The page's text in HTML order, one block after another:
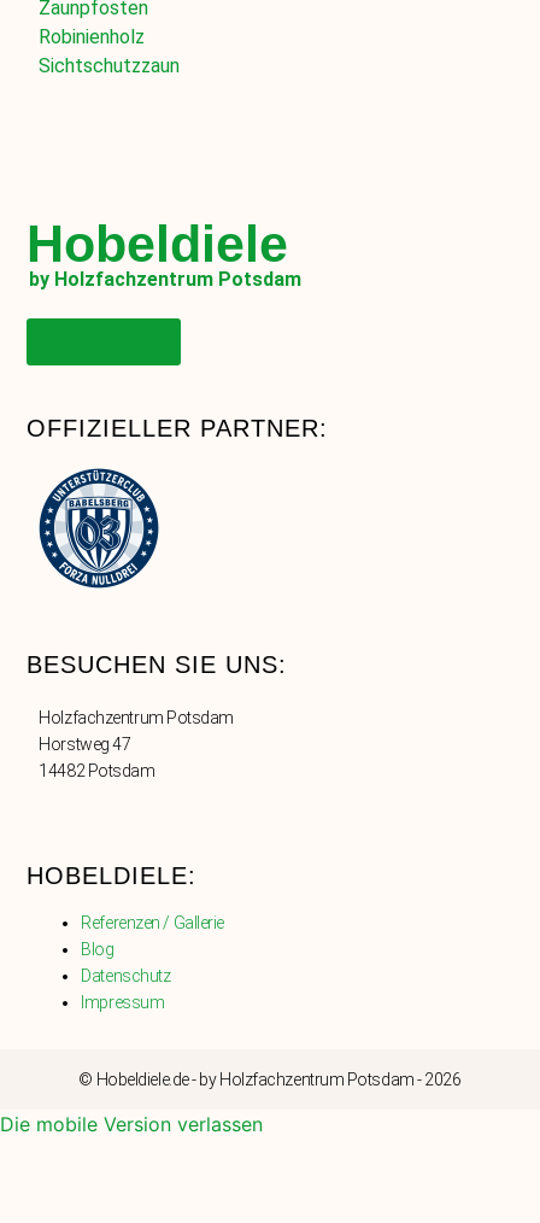
Zaunpfosten
Robinienholz
Sichtschutzzaun
Hobeldiele
by Holzfachzentrum Potsdam
OFFIZIELLER PARTNER:
BESUCHEN SIE UNS:
Holzfachzentrum Potsdam
Horstweg 47
14482 Potsdam
HOBELDIELE:
Referenzen / Gallerie
Blog
Datenschutz
Impressum
© Hobeldiele.de - by Holzfachzentrum Potsdam - 2026
Die mobile Version verlassen